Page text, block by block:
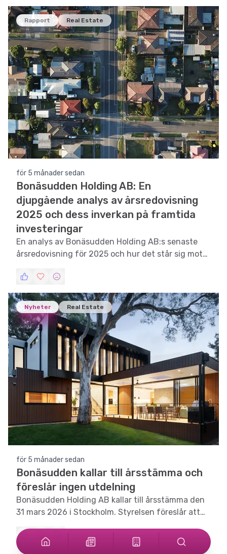
Rapport Real Estate
för 5 månader sedan
Bonäsudden Holding AB: En
djupgående analys av årsredovisning
2025 och dess inverkan på framtida
investeringar
En analys av Bonäsudden Holding AB:s senaste
årsredovisning för 2025 och hur det står sig mot
Nyheter Real Estate
för 5 månader sedan
Bonäsudden kallar till årsstämma och
föreslår ingen utdelning
Bonäsudden Holding AB kallar till årsstämma den
31 mars 2026 i Stockholm. Styrelsen föreslår att
investeringsbeslut.